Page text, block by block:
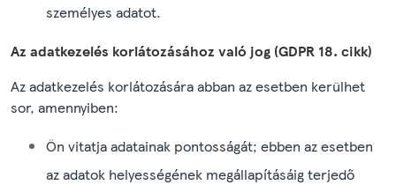
személyes adatot.
Az adatkezelés korlátozásához való jog (GDPR 18. cikk)
Az adatkezelés korlátozására abban az esetben kerülhet
sor, amennyiben:
Ön vitatja adatainak pontosságát; ebben az esetben
az adatok helyességének megállapításáig terjedő